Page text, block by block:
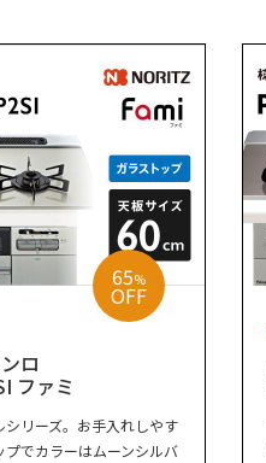
65%
OFF
ロ
ファミ
リーズ。お手入れしやす
プでカラーはムーンシルバ